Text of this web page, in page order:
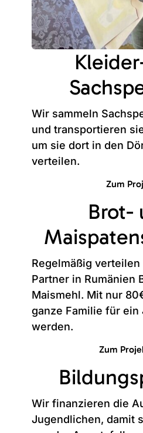
Wir sammeln
und transportieren
um sie dort in den
verteilen.
Zum
Brot-
Regelmäßig
Partner in Rumänien
Maismehl. Mit nur
ganze Familie für ein
werden.
Zum
Wir finanzieren die
Jugendlichen, damit